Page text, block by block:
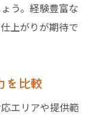
う。経験豊富な
上がりが期待で
を比較
エリアや提供範